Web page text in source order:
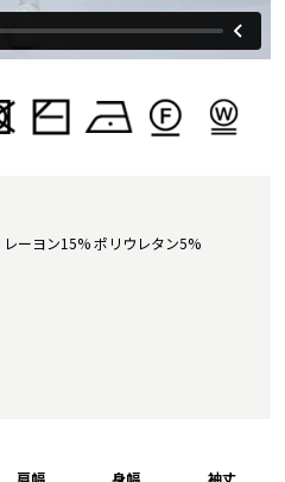
ーヨン15% ポリウレタン5%